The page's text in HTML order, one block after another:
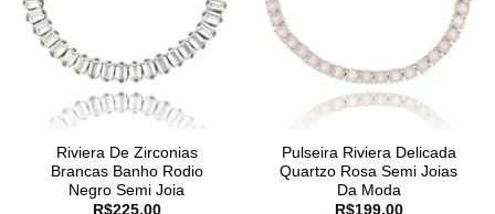
Riviera De Zirconias
Brancas Banho Rodio
Negro Semi Joia
R$225,00
Pulseira Riviera Delicada
Quartzo Rosa Semi Joias
Da Moda
R$199,00